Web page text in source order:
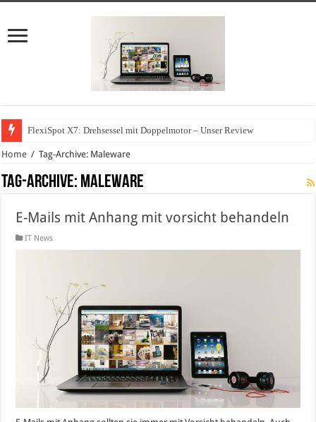
FlexiSpot X7: Drehsessel mit Doppelmotor – Unser Review
Home / Tag-Archive: Maleware
Tag-Archive: Maleware
E-Mails mit Anhang mit vorsicht behandeln
IT News